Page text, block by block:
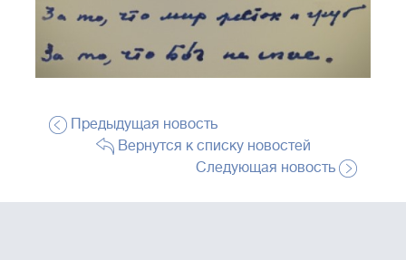
Предыдущая новость
Вернутся к списку новостей
Следующая новость